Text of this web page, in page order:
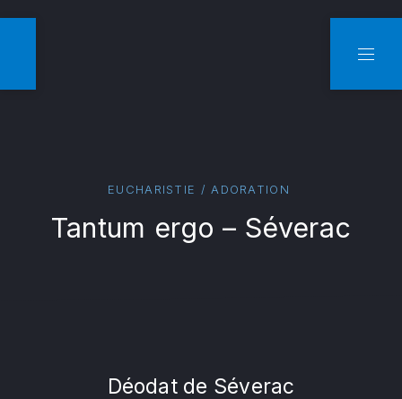
EUCHARISTIE / ADORATION
Tantum ergo – Séverac
Déodat de Séverac